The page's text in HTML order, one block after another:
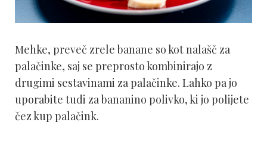
Mehke, preveč zrele banane so kot nalašč za
palačinke, saj se preprosto kombinirajo z
drugimi sestavinami za palačinke. Lahko pa jo
uporabite tudi za bananino polivko, ki jo polijete
čez kup palačink.